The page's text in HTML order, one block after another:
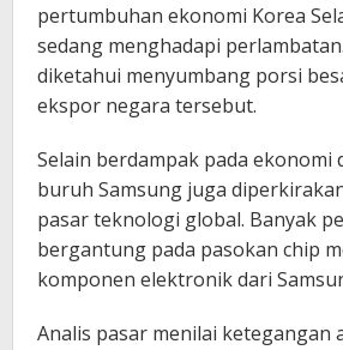
pertumbuhan ekonomi Korea
sedang menghadapi
diketahui menyumbang porsi
ekspor negara tersebut.
Selain berdampak pada ekonomi
buruh Samsung juga
pasar teknologi global. Banyak
bergantung pada pasokan chip
komponen elektronik dari
Analis pasar menilai ketegangan